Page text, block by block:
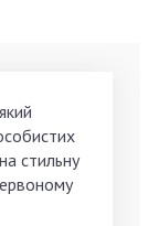
стильну